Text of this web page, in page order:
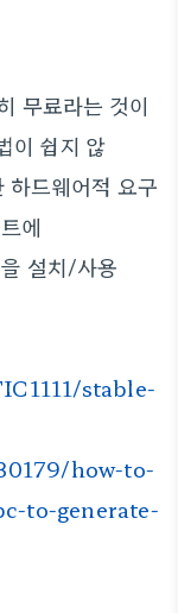
무료라는 것이
이 쉽지 않
드웨어적 요구
에
설치/사용
stable-
how-to-
to-generate-